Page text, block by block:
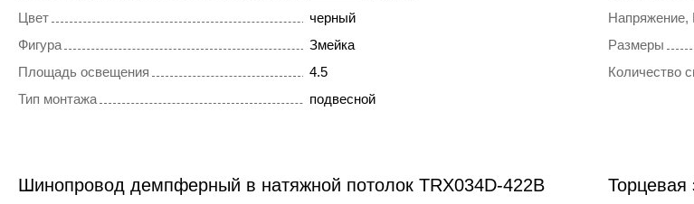
Цвет
черный Напряжение,
Фигура
Змейка Размеры
Площадь освещения
4.5 Количество
Тип монтажа
подвесной
Шинопровод демпферный в натяжной потолок TRX034D-422B